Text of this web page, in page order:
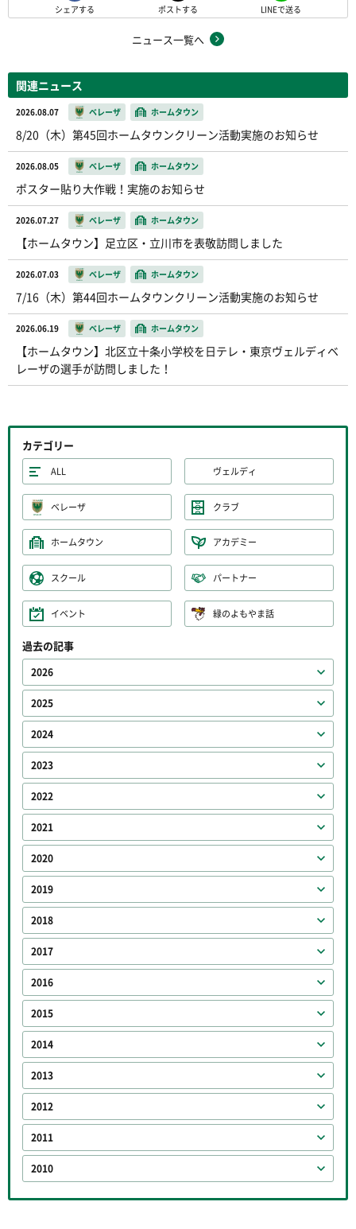
シェアする ポストする LINEで送る
ニュース一覧へ
関連ニュース
2026.08.07 ベレーザ ホームタウン
8/20（木）第45回ホームタウンクリーン活動実施のお知らせ
2026.08.05 ベレーザ ホームタウン
ポスター貼り大作戦！実施のお知らせ
2026.07.27 ベレーザ ホームタウン
【ホームタウン】足立区・立川市を表敬訪問しました
2026.07.03 ベレーザ ホームタウン
7/16（木）第44回ホームタウンクリーン活動実施のお知らせ
2026.06.19 ベレーザ ホームタウン
【ホームタウン】北区立十条小学校を日テレ・東京ヴェルディベ
レーザの選手が訪問しました！
カテゴリー
ALL ヴェルディ
ベレーザ クラブ
ホームタウン アカデミー
スクール パートナー
イベント 緑のよもやま話
過去の記事
2026
2025
2024
2023
2022
2021
2020
2019
2018
2017
2016
2015
2014
2013
2012
2011
2010